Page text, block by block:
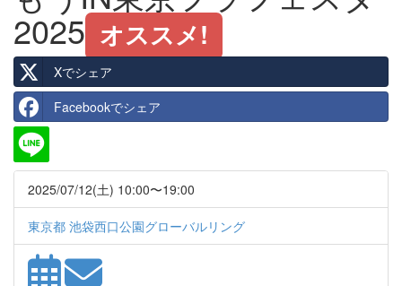
2025 オススメ!
Xでシェア
Facebookでシェア
2025/07/12(土) 10:00〜19:00
東京都 池袋西口公園グローバルリング